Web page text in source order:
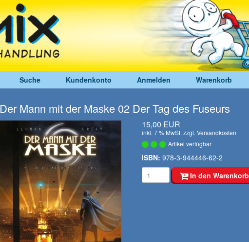
Suche Kundenkonto Anmelden Warenkorb
Der Mann mit der Maske 02 Der Tag des Fuseurs
15,00 EUR
inkl. 7 % MwSt. zzgl. Versandkosten
Artikel verfügbar
ISBN: 978-3-944446-62-2
In den Warenkorb